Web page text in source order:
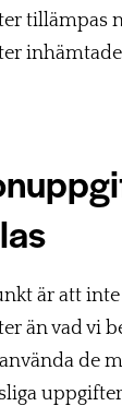
tillämpas
är att
än vad vi
de